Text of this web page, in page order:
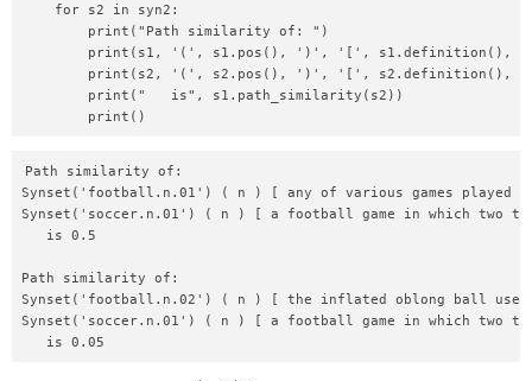
    for s2 in syn2:
        print("Path similarity of: ")
print(s1, '(', s1.pos(), ')', '[', s1.definition(),
print(s2, '(', s2.pos(), ')', '[', s2.definition(),
        print("   is", s1.path_similarity(s2))
Path similarity of:
Synset('football.n.01') ( n ) [ any of various games
Synset('soccer.n.01') ( n ) [ a football game in which two
   is 0.5
Path similarity of:
Synset('football.n.02') ( n ) [ the inflated oblong ball used
Synset('soccer.n.01') ( n ) [ a football game in which two